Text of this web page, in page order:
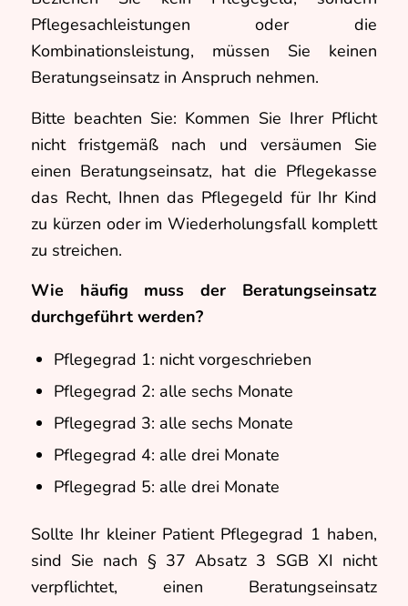
Pflegesachleistungen oder die
Kombinationsleistung, müssen Sie keinen
Beratungseinsatz in Anspruch nehmen.
Bitte beachten Sie: Kommen Sie Ihrer Pflicht
nicht fristgemäß nach und versäumen Sie
einen Beratungseinsatz, hat die Pflegekasse
das Recht, Ihnen das Pflegegeld für Ihr Kind
zu kürzen oder im Wiederholungsfall komplett
zu streichen.
Wie häufig muss der Beratungseinsatz
durchgeführt werden?
Pflegegrad 1: nicht vorgeschrieben
Pflegegrad 2: alle sechs Monate
Pflegegrad 3: alle sechs Monate
Pflegegrad 4: alle drei Monate
Pflegegrad 5: alle drei Monate
Sollte Ihr kleiner Patient Pflegegrad 1 haben,
sind Sie nach § 37 Absatz 3 SGB XI nicht
verpflichtet, einen Beratungseinsatz